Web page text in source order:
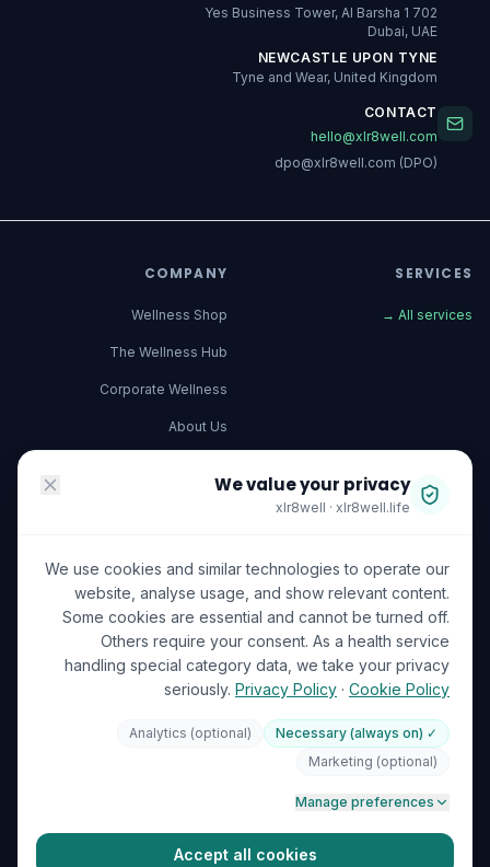
702 Yes Business Tower, Al Barsha 1
Dubai, UAE
NEWCASTLE UPON TYNE
Tyne and Wear, United Kingdom
CONTACT
hello@xlr8well.com
dpo@xlr8well.com (DPO)
SERVICES
All services
→
COMPANY
Wellness Shop
The Wellness Hub
Corporate Wellness
About Us
Contact Us
Terms of Service
Your Data Rights (GDPR)
DHA Licensed
We value your privacy
xlr8well · xlr8well.life
We use cookies and similar technologies to operate our
website, analyse usage, and show relevant content.
Some cookies are essential and cannot be turned off.
Others require your consent. As a health service
handling special category data, we take your privacy
seriously. Privacy Policy · Cookie Policy
✓ Necessary (always on)
Analytics (optional)
Marketing (optional)
Manage preferences
Accept all cookies